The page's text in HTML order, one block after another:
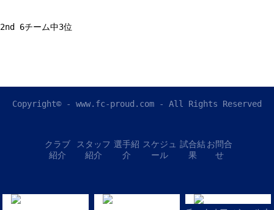
2nd 6チーム中3位
Copyright© - www.fc-proud.com - All Rights Reserved
クラブ
紹介
スタッフ
紹介
選手紹
介
スケジュ
ール
試合結
果
お問合
せ